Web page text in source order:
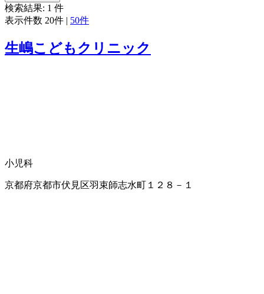
検索結果: 1 件
表示件数 20件 | 50件
生嶋こどもクリニック
小児科
京都府京都市伏見区羽束師志水町１２８－１